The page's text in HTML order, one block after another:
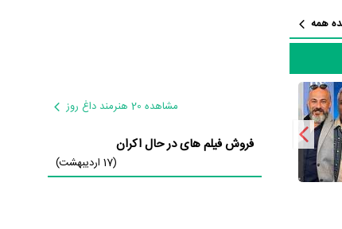
باید
که نشان
همه
مشاهده 20 هنرمند داغ روز
فروش فیلم های در حال اکران
(17 اردیبهشت)